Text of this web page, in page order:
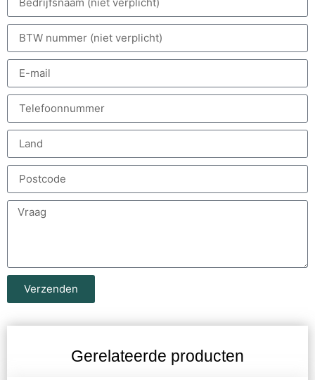
Verzenden
Gerelateerde producten